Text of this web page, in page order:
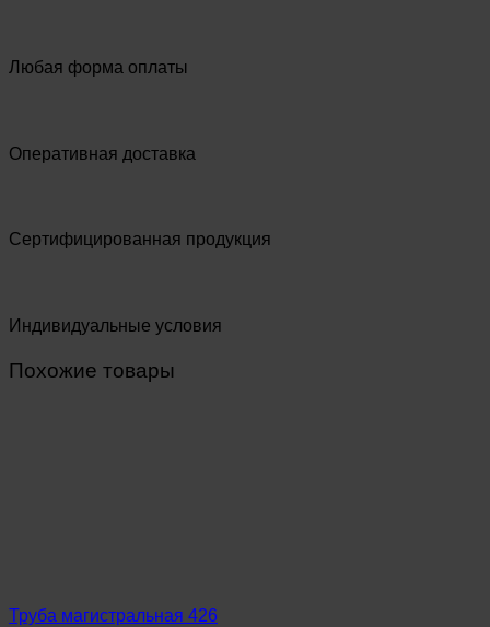
Любая форма оплаты
Оперативная доставка
Сертифицированная продукция
Индивидуальные условия
Похожие товары
Труба магистральная 426